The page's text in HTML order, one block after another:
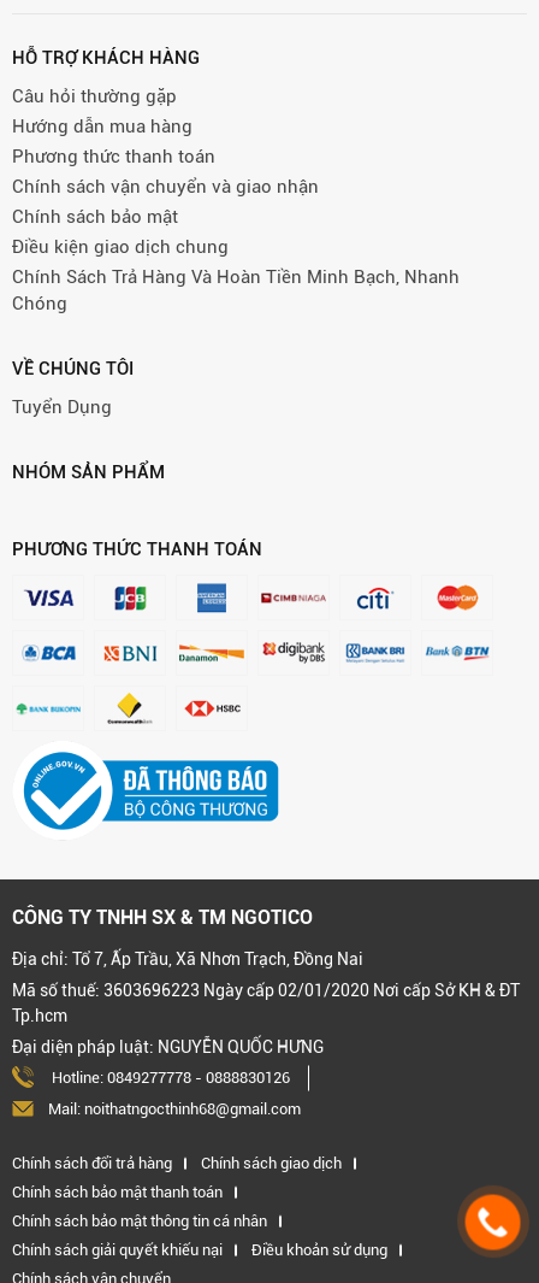
HỖ TRỢ KHÁCH HÀNG
Câu hỏi thường gặp
Hướng dẫn mua hàng
Phương thức thanh toán
Chính sách vận chuyển và giao nhận
Chính sách bảo mật
Điều kiện giao dịch chung
Chính Sách Trả Hàng Và Hoàn Tiền Minh Bạch, Nhanh
Chóng
VỀ CHÚNG TÔI
Tuyển Dụng
NHÓM SẢN PHẨM
PHƯƠNG THỨC THANH TOÁN
CÔNG TY TNHH SX & TM NGOTICO
Địa chỉ: Tổ 7, Ấp Trầu, Xã Nhơn Trạch, Đồng Nai
Mã số thuế: 3603696223 Ngày cấp 02/01/2020 Nơi cấp Sở KH & ĐT
Tp.hcm
Đại diện pháp luật: NGUYỄN QUỐC HƯNG
Hotline: 0849277778 - 0888830126
Mail: noithatngocthinh68@gmail.com
Chính sách đổi trả hàng
Chính sách giao dịch
Chính sách bảo mật thanh toán
Chính sách bảo mật thông tin cá nhân
Chính sách giải quyết khiếu nại
Điều khoản sử dụng
Chính sách vận chuyển